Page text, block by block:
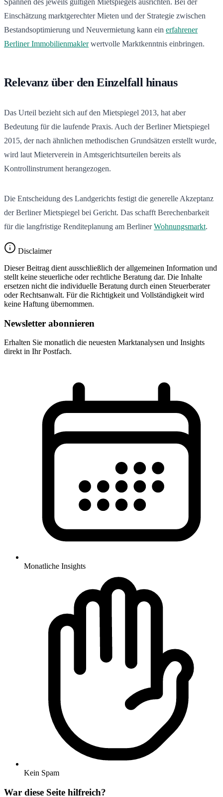
Einschätzung marktgerechter Mieten und der Strategie zwischen
Bestandsoptimierung und Neuvermietung kann ein erfahrener
Berliner Immobilienmaklerwertvolle Marktkenntnis einbringen.
Relevanz über den Einzelfall hinaus
Das Urteil bezieht sich auf den Mietspiegel 2013, hat aber
Bedeutung für die laufende Praxis. Auch der Berliner Mietspiegel
2015, der nach ähnlichen methodischen Grundsätzen erstellt wurde,
wird laut Mieterverein in Amtsgerichtsurteilen bereits als
Kontrollinstrument herangezogen.
Die Entscheidung des Landgerichts festigt die generelle Akzeptanz
der Berliner Mietspiegel bei Gericht. Das schafft Berechenbarkeit
für die langfristige Renditeplanung am BerlinerWohnungsmarkt.
Disclaimer
Dieser Beitrag dient ausschließlich der allgemeinen Information und
stellt keine steuerliche oder rechtliche Beratung dar. Die Inhalte
ersetzen nicht die individuelle Beratung durch einen Steuerberater
oder Rechtsanwalt. Für die Richtigkeit und Vollständigkeit wird
keine Haftung übernommen.
Newsletter abonnieren
Erhalten Sie monatlich die neuesten Marktanalysen und Insights
direkt in Ihr Postfach.
Monatliche Insights
Kein Spam
War diese Seite hilfreich?